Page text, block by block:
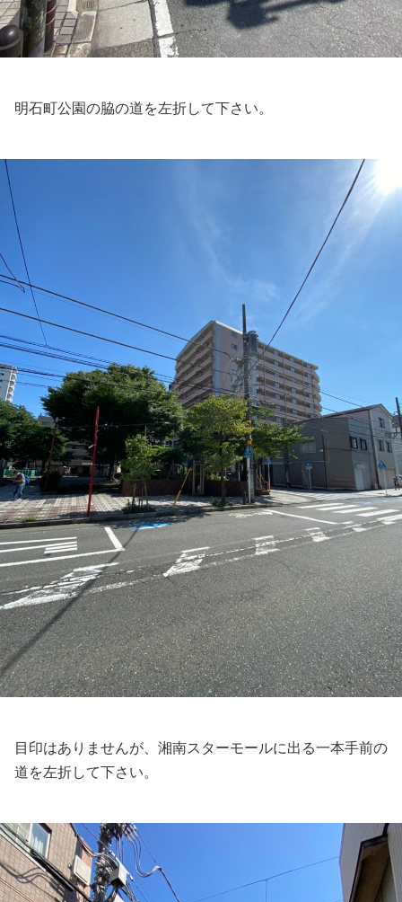
明石町公園の脇の道を左折して下さい。
目印はありませんが、湘南スターモールに出る一本手前の
道を左折して下さい。